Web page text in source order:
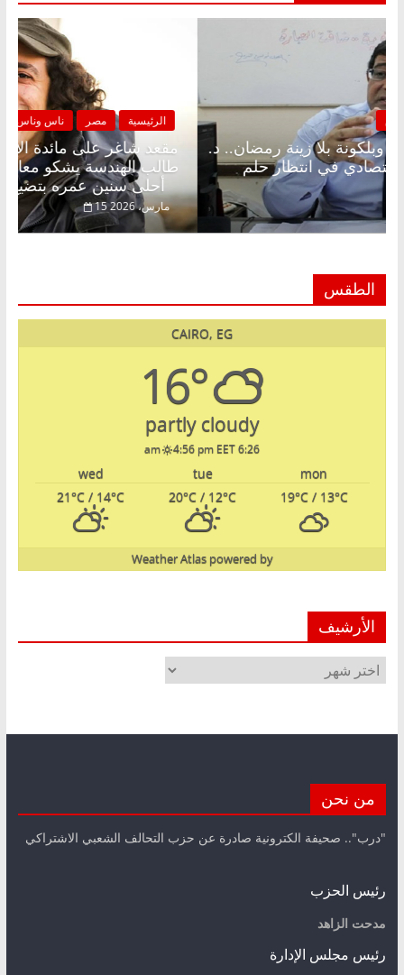
الرئيسية ناس وناس
مقعد شاغر على الإفطار وبلكونة بلا زينة رمضان.. د.
عبدالخالق فاروق خبير اقتصادي في انتظار حلم
الحرية ولمة الحبايب
22 فبراير، 2026
الطقس
CAIRO, EG
16°
partly cloudy
6:26 am
4:56 pm EET
mon
tue
wed
19°C/ 13°C
20°C / 12°C
21°C / 14°C
powered by
Weather Atlas
الأرشيف
الأرشيف
من نحن
"درب".. صحيفة الكترونية صادرة عن حزب التحالف الشعبي الاشتراكي
رئيس الحزب
مدحت الزاهد
رئيس مجلس الإدارة